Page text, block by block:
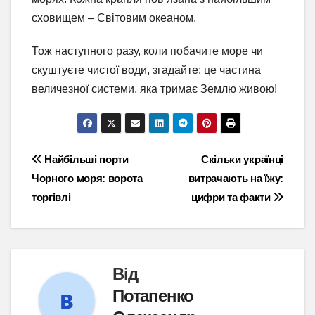
сховищем – Світовим океаном.
Тож наступного разу, коли побачите море чи
скуштуєте чистої води, згадайте: це частина
величезної системи, яка тримає Землю живою!
Навігація
записів
Скільки українці
витрачають на їжу:
цифри та факти
Найбільші порти
Чорного моря: ворота
торгівлі
Від
Потапенко